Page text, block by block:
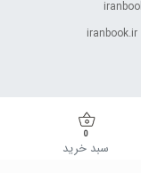
0
سبد خرید